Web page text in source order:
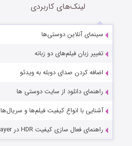
لینک‌های کاربردی
سینمای آنلاین دوستی‌ها
تغییر زبان فیلم‌های دو زبانه
اضافه کردن صدای دوبله به ویدئو
راهنمای دانلود از سایت دوستی ها
آشنایی با انواع کیفیت فیلم‌ها و سریال‌ها
راهنمای فعال سازی کیفیت HDR در PotPlayer